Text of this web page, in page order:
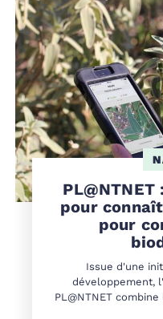
pour
pour
Issue d'une
développement,
PL@NTNET